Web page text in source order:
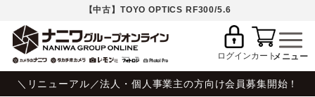
【中古】TOYO OPTICS RF300/5.6
ログインカート
＼リニューアル／法人・個人事業主の方向け会員募集開始！